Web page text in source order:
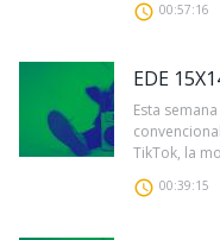
00:57:16
EDE
Esta
TikTok, la
00:39:15